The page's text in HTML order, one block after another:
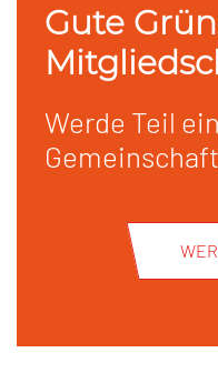
Gute
Werde Teil
Gemeinschaft